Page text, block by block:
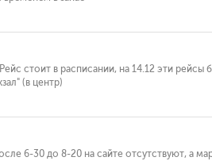
стоит в расписании, на 14.12 эти рейсы
(в центр)
6-30 до 8-20 на сайте отсутствуют, а